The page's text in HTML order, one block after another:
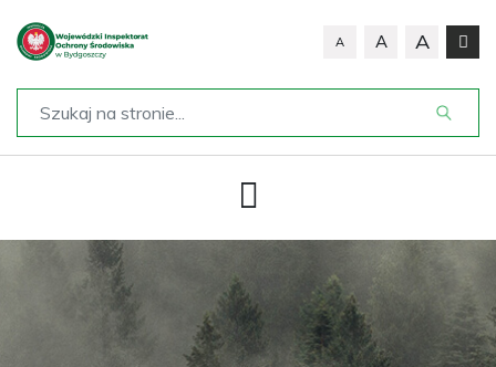
A A A